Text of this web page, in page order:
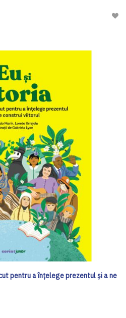
pentru a înțelege prezentul și a ne